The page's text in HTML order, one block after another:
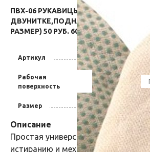
ПВХ-06 РУКАВИЦЫ ДВУНИТКА С ПВХ
ДВУНИТКЕ,ПОДНАЛАДОННИК
РАЗМЕР) 50 РУБ. 60 КОП.
Артикул
Рабочая
поверхность
Размер
Описание
Простая универсальная модель,
истиранию и механическим